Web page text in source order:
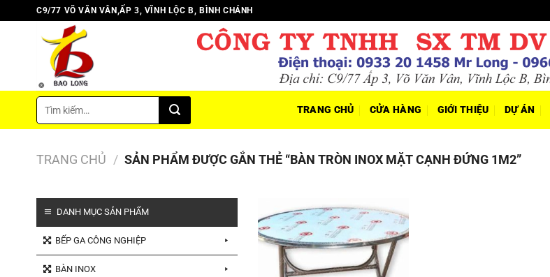
đến
C9/77 VÕ VĂN VÂN,ẤP 3, VĨNH LỘC B, BÌNH CHÁNH
Tìm
kiếm:
TRANG CHỦ CỬA HÀNG GIỚI THIỆU DỰ ÁN
TRANG CHỦ / SẢN PHẨM ĐƯỢC GẮN THẺ “BÀN TRÒN INOX MẶT CẠNH ĐỨNG 1M2”
DANH MỤC SẢN PHẨM
BẾP GA CÔNG NGHIỆP
BÀN INOX